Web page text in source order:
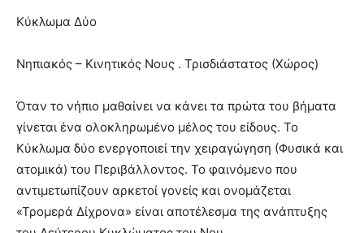
Κύκλωμα Δύο
Νηπιακός – Κινητικός Νους . Τρισδιάστατος (Χώρος)
Όταν το νήπιο μαθαίνει να κάνει τα πρώτα του βήματα
γίνεται ένα ολοκληρωμένο μέλος του είδους. Το
Κύκλωμα δύο ενεργοποιεί την χειραγώγηση (Φυσικά και
ατομικά) του Περιβάλλοντος. Το φαινόμενο που
αντιμετωπίζουν αρκετοί γονείς και ονομάζεται
«Τρομερά Δίχρονα» είναι αποτέλεσμα της ανάπτυξης